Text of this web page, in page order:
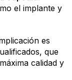
el implante y
es
que
calidad y